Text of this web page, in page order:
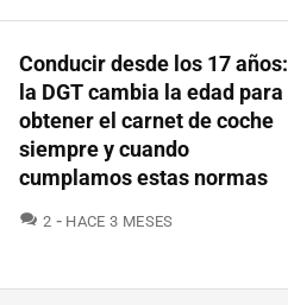
Conducir desde los 17 años:
la DGT cambia la edad para
obtener el carnet de coche
siempre y cuando
cumplamos estas normas
2 COMENTARIOS
HACE 3 MESES